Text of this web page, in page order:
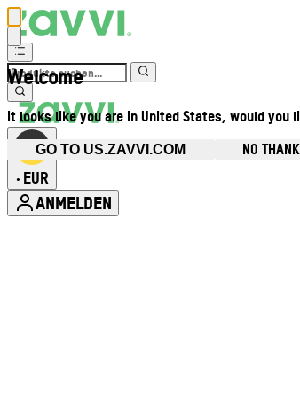
Welcome
It looks like you are in United States, would you
GO TO US.ZAVVI.COM NO
• EUR
ANMELDEN